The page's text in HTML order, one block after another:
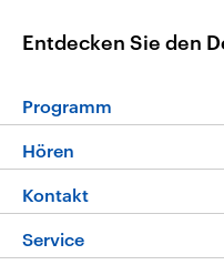
Entdecken Sie den
Programm
Programm
Die Nachrichten
Nachrichtenleicht
Hören
Livestream
Podcasts
Kontakt
Hörerservice
Service